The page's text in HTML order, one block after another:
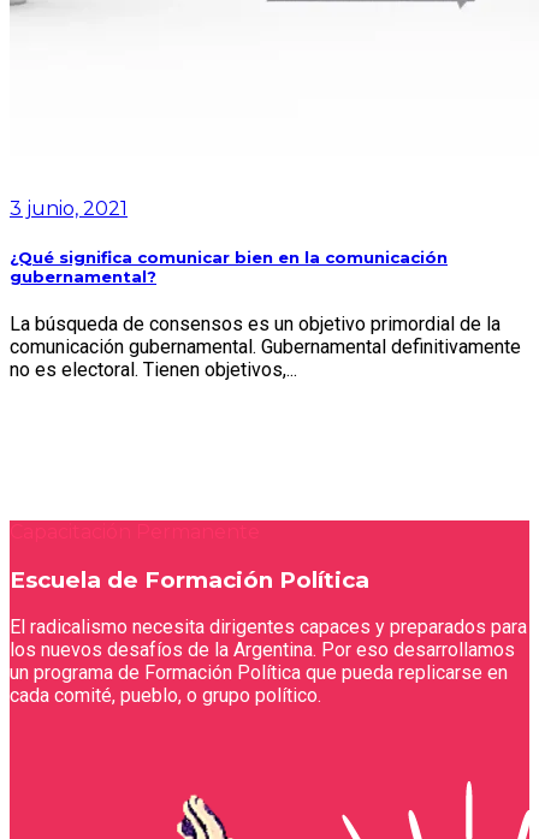
3 junio, 2021
¿Qué significa comunicar bien en la comunicación
gubernamental?
La búsqueda de consensos es un objetivo primordial de la
comunicación gubernamental. Gubernamental definitivamente
no es electoral. Tienen objetivos,...
Escuela de Formación Política
El radicalismo necesita dirigentes capaces y preparados para
los nuevos desafíos de la Argentina. Por eso desarrollamos
un programa de Formación Política que pueda replicarse en
cada comité, pueblo, o grupo político.